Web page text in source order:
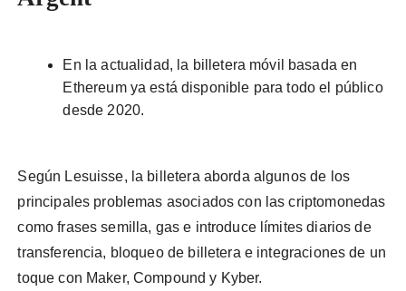
En la actualidad, la billetera móvil basada en
Ethereum ya está disponible para todo el público
desde 2020.
Según Lesuisse, la billetera aborda algunos de los
principales problemas asociados con las criptomonedas
como frases semilla, gas e introduce límites diarios de
transferencia, bloqueo de billetera e integraciones de un
toque con Maker, Compound y Kyber.